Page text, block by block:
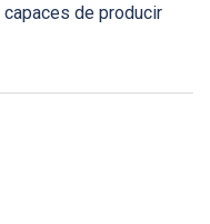
de producir